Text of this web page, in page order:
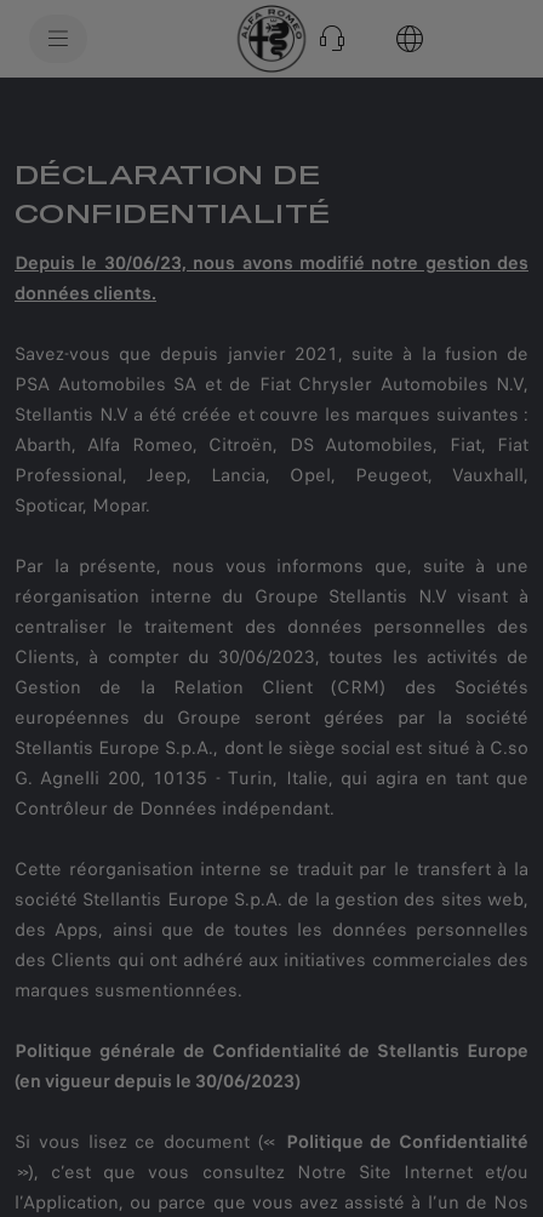
DÉCLARATION DE
CONFIDENTIALITÉ
Depuis le 30/06/23, nous avons modifié notre gestion des
données clients.
Savez-vous que depuis janvier 2021, suite à la fusion de
PSA Automobiles SA et de Fiat Chrysler Automobiles N.V,
Stellantis N.V a été créée et couvre les marques suivantes :
Abarth, Alfa Romeo, Citroën, DS Automobiles, Fiat, Fiat
Professional, Jeep, Lancia, Opel, Peugeot, Vauxhall,
Spoticar, Mopar.
Par la présente, nous vous informons que, suite à une
réorganisation interne du Groupe Stellantis N.V visant à
centraliser le traitement des données personnelles des
Clients, à compter du 30/06/2023, toutes les activités de
Gestion de la Relation Client (CRM) des Sociétés
européennes du Groupe seront gérées par la société
Stellantis Europe S.p.A., dont le siège social est situé à C.so
G. Agnelli 200, 10135 - Turin, Italie, qui agira en tant que
Contrôleur de Données indépendant.
Cette réorganisation interne se traduit par le transfert à la
société Stellantis Europe S.p.A. de la gestion des sites web,
des Apps, ainsi que de toutes les données personnelles
des Clients qui ont adhéré aux initiatives commerciales des
marques susmentionnées.
Politique générale de Confidentialité de Stellantis Europe
(en vigueur depuis le 30/06/2023)
Si vous lisez ce document (« Politique de Confidentialité
»), c’est que vous consultez Notre Site Internet et/ou
l’Application, ou parce que vous avez assisté à l’un de Nos